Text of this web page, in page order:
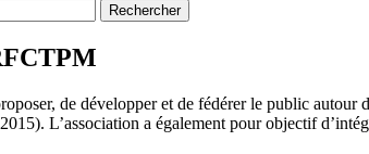
de développer et de fédérer le public
L’association a également pour objectif